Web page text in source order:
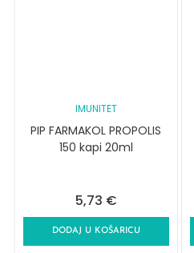
IMUNITET
PIP FARMAKOL PROPOLIS
150 kapi 20ml
5,73 €
DODAJ U KOŠARICU